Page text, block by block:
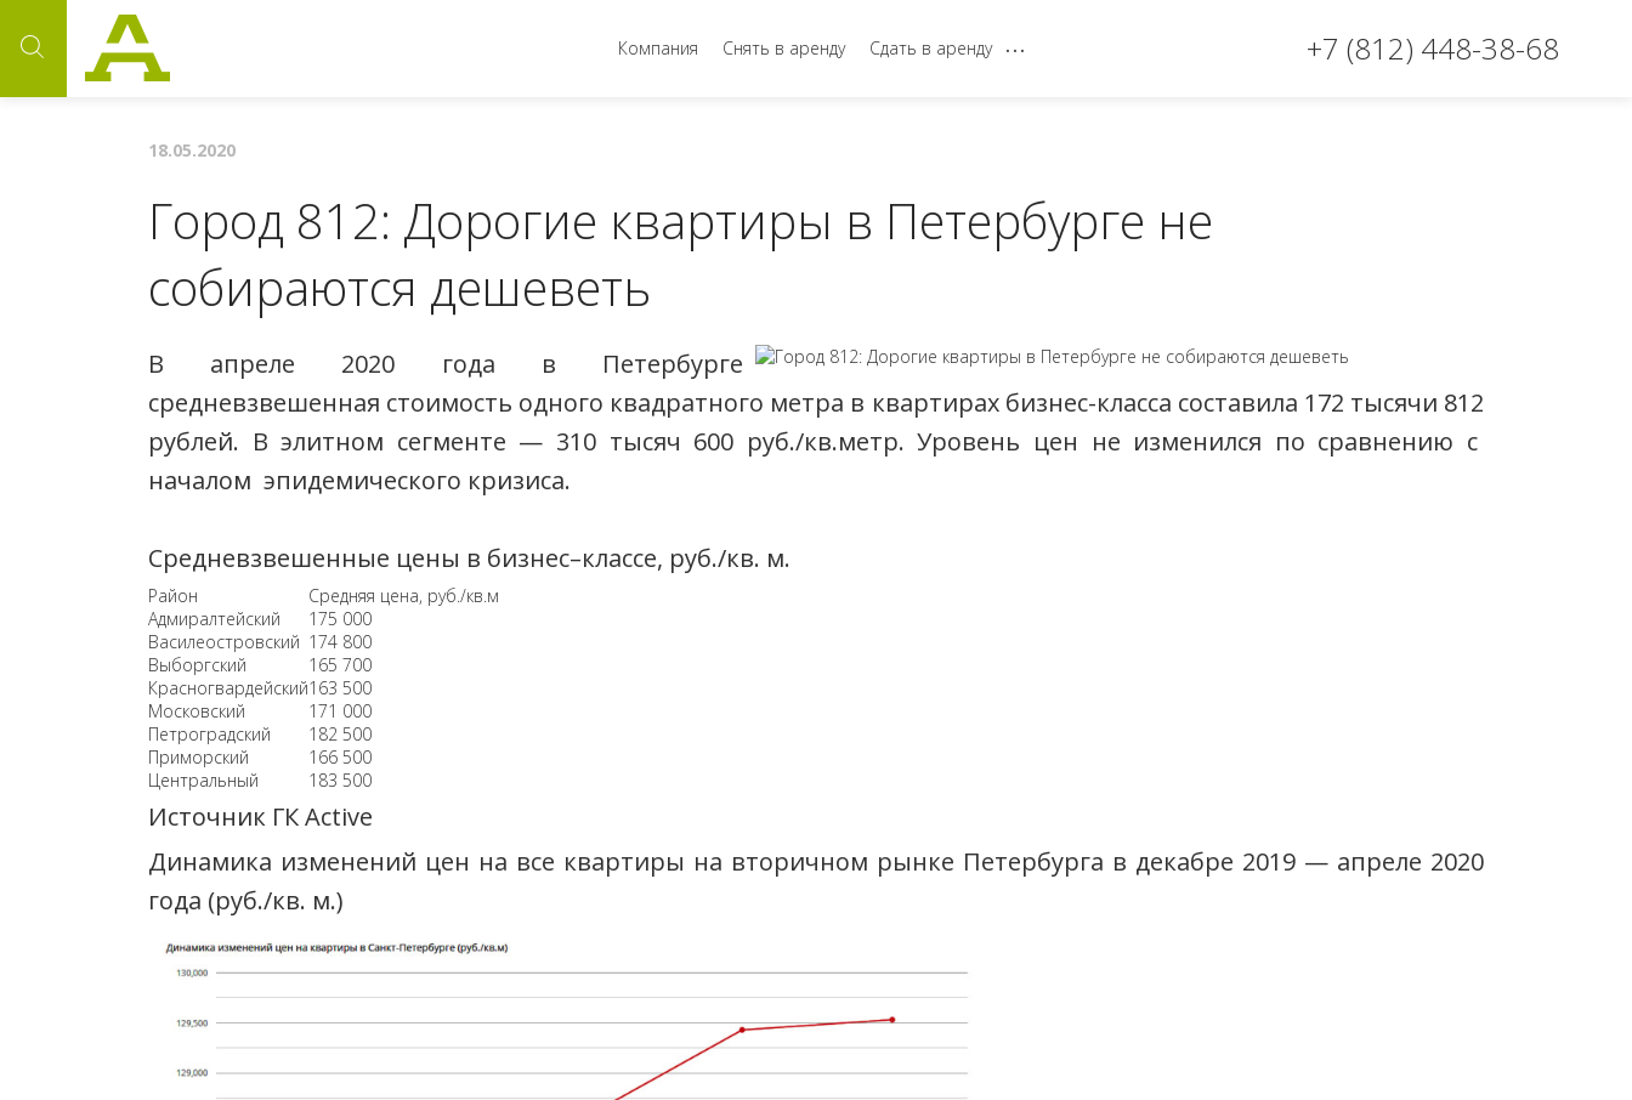
Компания Снять в аренду Сдать в аренду ... +7 (812) 448-38-68
18.05.2020
Город 812: Дорогие квартиры в Петербурге не
собираются дешеветь
В апреле 2020 года в Петербурге
средневзвешенная стоимость одного квадратного метра в квартирах бизнес-класса составила 172 тысячи 812
рублей. В элитном сегменте — 310 тысяч 600 руб./кв.метр. Уровень цен не изменился по сравнению с
началом эпидемического кризиса.
Средневзвешенные цены в бизнес–классе, руб./кв. м.
Район
Средняя цена, руб./кв.м
Адмиралтейский
175 000
Василеостровский 174 800
Выборгский
165 700
Красногвардейский163 500
Московский
171 000
Петроградский
182 500
Приморский
166 500
Центральный
183 500
Источник ГК Active
Динамика изменений цен на все квартиры на вторичном рынке Петербурга в декабре 2019 — апреле 2020
года (руб./кв. м.)